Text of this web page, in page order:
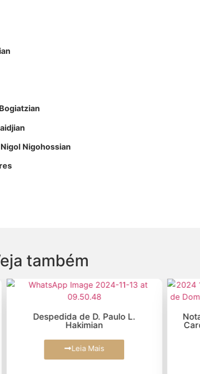
Nigohossian
também
Nota de Pesar e Solidariedade
Cardeal Odilo Pedro Secherer